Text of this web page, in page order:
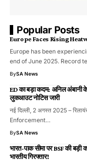
Popular Posts
Europe Faces Rising
Europe has been
end of June 2025. Record
BySA News
ED का बड़ा कदम: अनिल अंबानी
लुकआउट नोटिस जारी
नई दिल्ली, 2 अगस्त 2025 –
Enforcement…
BySA News
भारत-पाक सीमा पर BSF की बड़ी
भारतीय गिरफ्तार!